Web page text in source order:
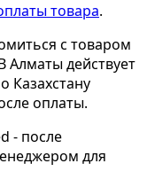
товара.
с товаром
Алматы действует
Казахстану
оплаты.
- после
для